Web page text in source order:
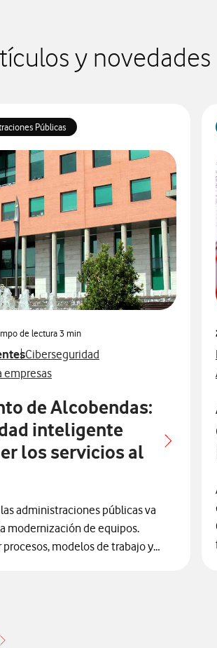
y novedades
Públicas
de lectura3 min
con
Ver más artículos con
Ciberseguridad
empresas
de Alcobendas:
inteligente
los servicios al
administraciones públicas va
modernización de equipos.
modelos de trabajo y
un elemento estructural y